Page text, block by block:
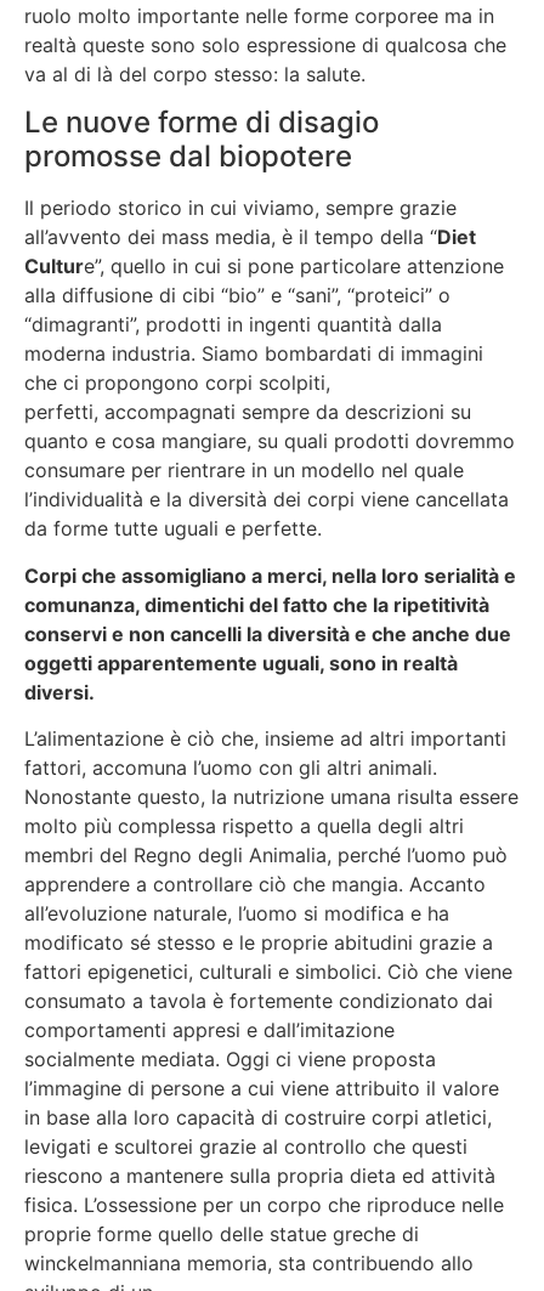
ruolo molto importante nelle forme corporee ma in
realtà queste sono solo espressione di qualcosa che
va al di là del corpo stesso: la salute.
Le nuove forme di disagio
promosse dal biopotere
Il periodo storico in cui viviamo, sempre grazie
all’avvento dei mass media, è il tempo della “Diet
Culture”, quello in cui si pone particolare attenzione
alla diffusione di cibi “bio” e “sani”, “proteici” o
“dimagranti”, prodotti in ingenti quantità dalla
moderna industria. Siamo bombardati di immagini
che ci propongono corpi scolpiti,
perfetti, accompagnati sempre da descrizioni su
quanto e cosa mangiare, su quali prodotti dovremmo
consumare per rientrare in un modello nel quale
l’individualità e la diversità dei corpi viene cancellata
da forme tutte uguali e perfette.
Corpi che assomigliano a merci, nella loro serialità e
comunanza, dimentichi del fatto che la ripetitività
conservi e non cancelli la diversità e che anche due
oggetti apparentemente uguali, sono in realtà
diversi.
L’alimentazione è ciò che, insieme ad altri importanti
fattori, accomuna l’uomo con gli altri animali.
Nonostante questo, la nutrizione umana risulta essere
molto più complessa rispetto a quella degli altri
membri del Regno degli Animalia, perché l’uomo può
apprendere a controllare ciò che mangia. Accanto
all’evoluzione naturale, l’uomo si modifica e ha
modificato sé stesso e le proprie abitudini grazie a
fattori epigenetici, culturali e simbolici. Ciò che viene
consumato a tavola è fortemente condizionato dai
comportamenti appresi e dall’imitazione
socialmente mediata. Oggi ci viene proposta
l’immagine di persone a cui viene attribuito il valore
in base alla loro capacità di costruire corpi atletici,
levigati e scultorei grazie al controllo che questi
riescono a mantenere sulla propria dieta ed attività
fisica. L’ossessione per un corpo che riproduce nelle
proprie forme quello delle statue greche di
winckelmanniana memoria, sta contribuendo allo